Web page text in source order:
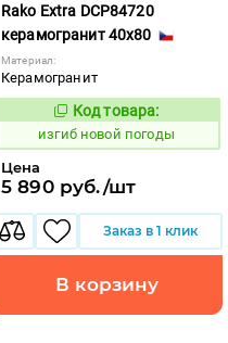
Rako Extra DCP84720
керамогранит 40x80
Материал:
Керамогранит
570696
Код товара:
изгиб новой погоды
Цена
5 890 руб./шт
Заказ в 1 клик
В корзину